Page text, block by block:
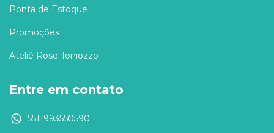
Ponta de Estoque
Promoções
Ateliê Rose Toniozzo
Entre em contato
5511993550590